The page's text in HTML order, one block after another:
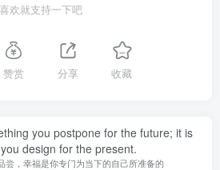
喜欢就支持一下吧
赞赏 分享 收藏
you postpone for the future; it is
design for the present.
尝，幸福是你专门为当下的自己所准备的